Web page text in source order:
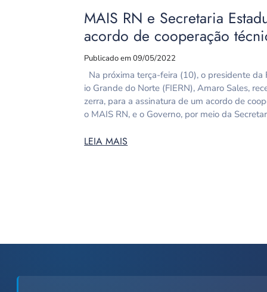
MAIS RN e Secretaria
acordo de cooperação
Publicado em 09/05/2022
Na próxima terça-feira (10), o presidente
io Grande do Norte (FIERN), Amaro Sales,
zerra, para a assinatura de um acordo de
o MAIS RN, e o Governo, por meio da
LEIA MAIS